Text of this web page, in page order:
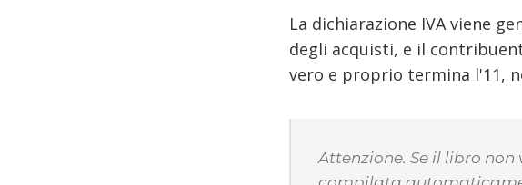
La dichiarazione IVA viene
degli acquisti, e il
vero e proprio termina l'11,
Attenzione. Se il libro